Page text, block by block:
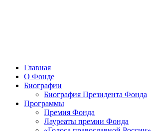
Главная
О Фонде
Биографии
Биография Президента Фонда
Программы
Премия Фонда
Лауреаты премии Фонда